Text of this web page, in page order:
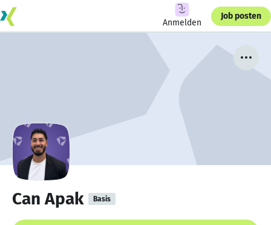
Anmelden
Job posten
Can Apak Basis